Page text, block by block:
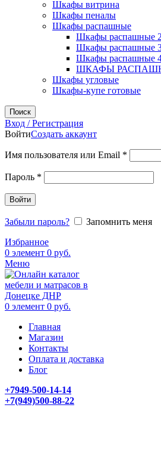
Шкафы витрина
Шкафы пеналы
Шкафы распашные
Шкафы распашные
Шкафы распашные
Шкафы распашные
ШКАФЫ
Шкафы угловые
Шкафы-купе готовые
Поиск
Вход / Регистрация
ВойтиСоздать аккаунт
Имя пользователя или Email *
Пароль *
Войти
Забыли пароль?
Запомнить меня
Избранное
0 элемент 0 руб.
Меню
0 элемент 0 руб.
Главная
Магазин
Контакты
Оплата и доставка
Блог
+7949-500-14-14
+7(949)500-88-22